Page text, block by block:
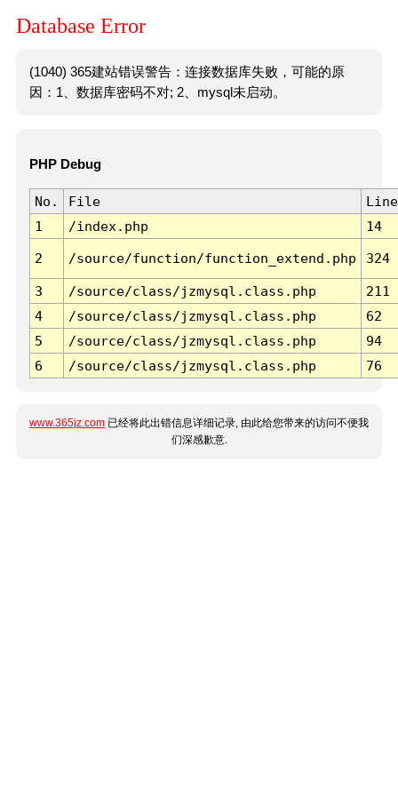
Database Error
(1040) 365建站错误警告：连接数据库失败，可能的原
因：1、数据库密码不对; 2、mysql未启动。
PHP Debug
No. File
Line
1
/index.php 14
2 /source/function/function_extend.php 324
3 /source/class/jzmysql.class.php
211
4
/source/class/jzmysql.class.php
62
5
/source/class/jzmysql.class.php
94
6
/source/class/jzmysql.class.php 76
www.365jz.com 已经将此出错信息详细记录, 由此给您带来的访问不便我
们深感歉意.